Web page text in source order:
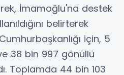
İmamoğlu'na destek
belirterek
için, 5
38 bin 997 gönüllü
Toplamda 44 bin 103